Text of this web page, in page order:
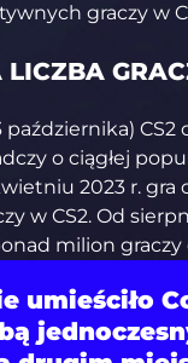
graczy w
CS2
o ciągłej
2023 r. gra
w CS2. Od
milion graczy
umieściło